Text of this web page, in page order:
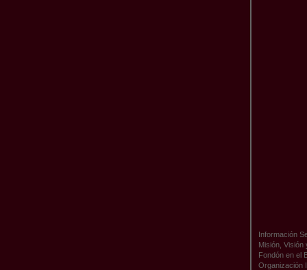
Información
Misión, Visión
Fondón en el
Organización